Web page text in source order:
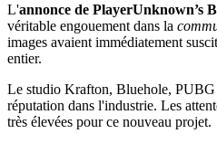
L'annonce de PlayerUnknown’s
véritable engouement dans la
images avaient immédiatement
entier.
Le studio Krafton, Bluehole, PUBG
réputation dans l'industrie. Les
très élevées pour ce nouveau projet.